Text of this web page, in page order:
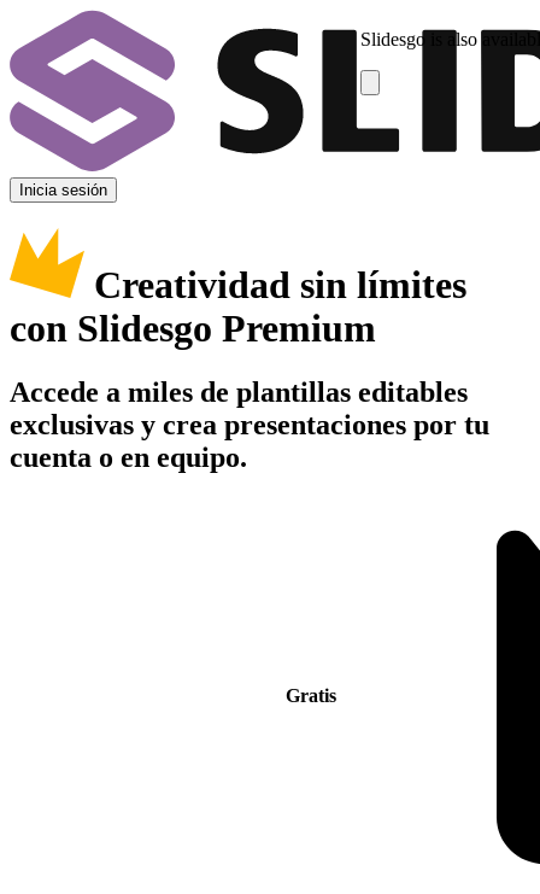
Slidesgo is also
Inicia sesión
Creatividad sin límites
con Slidesgo Premium
Accede a miles de plantillas editables
exclusivas y crea presentaciones por tu
cuenta o en equipo.
Gratis